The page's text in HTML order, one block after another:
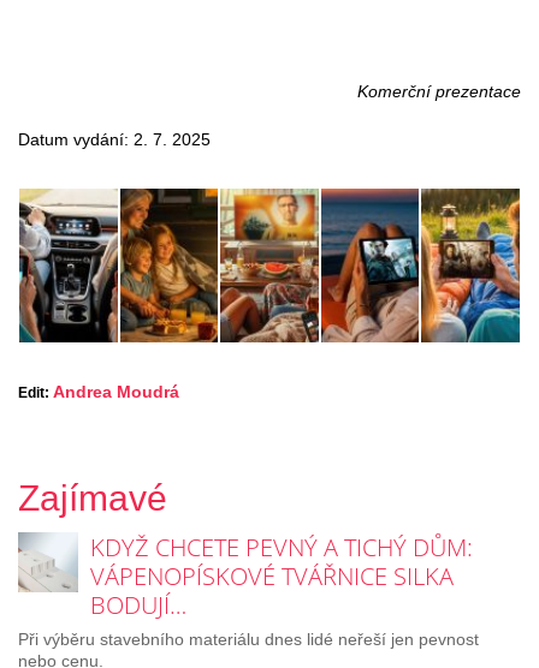
Komerční prezentace
Datum vydání: 2. 7. 2025
Edit: Andrea Moudrá
Zajímavé
KDYŽ CHCETE PEVNÝ A TICHÝ DŮM:
VÁPENOPÍSKOVÉ TVÁŘNICE SILKA
BODUJÍ…
Při výběru stavebního materiálu dnes lidé neřeší jen pevnost
nebo cenu.